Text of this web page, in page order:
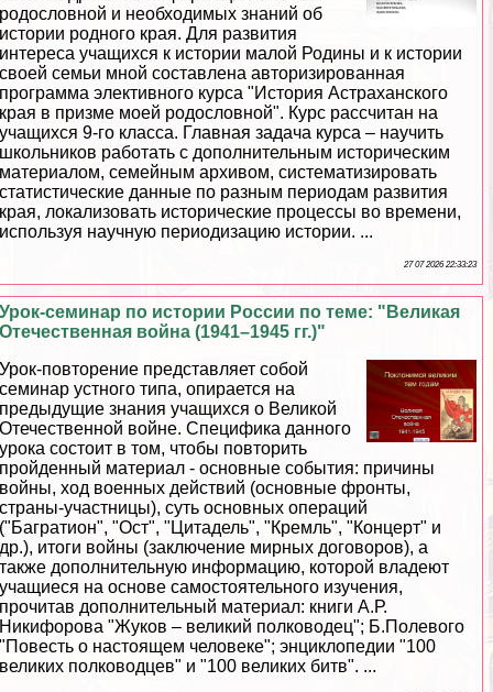
родословной и необходимых знаний об
истории родного края. Для развития
интереса учащихся к истории малой Родины и к истории
своей семьи мной составлена авторизированная
программа элективного курса "История Астpaxaнского
края в призме моей родословной". Курс рассчитан на
учащихся 9-го класса. Главная задача курса – научить
школьников работать с дополнительным историческим
материалом, семейным архивом, систематизировать
статистические данные по разным периодам развития
края, локализовать исторические процессы во времени,
используя научную периодизацию истории. ...
27 07 2026 22:33:23
Урок-семинар по истории России по теме: "Великая
Отечественная война (1941–1945 гг.)"
Урок-повторение представляет собой
семинар устного типа, опирается на
предыдущие знания учащихся о Великой
Отечественной войне. Специфика данного
урока состоит в том, чтобы повторить
пройденный материал - основные события: причины
войны, ход военных действий (основные фронты,
страны-участницы), суть основных операций
("Багратион", "Ост", "Цитадель", "Кремль", "Концерт" и
др.), итоги войны (заключение мирных договоров), а
также дополнительную информацию, которой владеют
учащиеся на основе самостоятельного изучения,
прочитав дополнительный материал: книги А.Р.
Никифорова "Жуков – великий полководец"; Б.Полевого
"Повесть о настоящем человеке"; энциклопедии "100
великих полководцев" и "100 великих битв". ...